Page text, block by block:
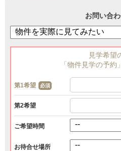
お問い合
見学希望
「物件見学の予約
第1希望 必須
第2希望
ご希望時間
お待合せ場所